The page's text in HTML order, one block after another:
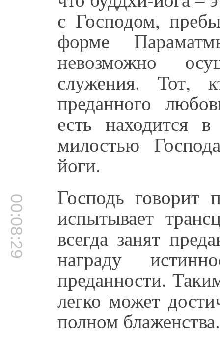
с Господом,
форме
невозможно
служения. Тот,
преданного
есть находится
милостью
йоги.
00:08:29 Господь говорит
испытывает
всегда занят
награду
преданности.
легко может
полном блаженства.